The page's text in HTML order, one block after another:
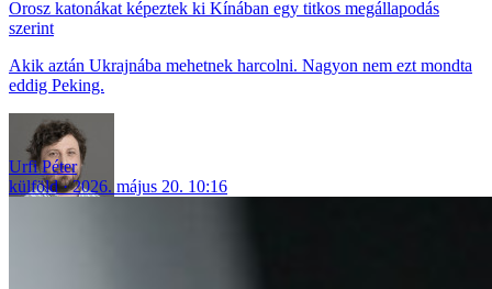
Orosz katonákat képeztek ki Kínában egy titkos megállapodás
szerint
Akik aztán Ukrajnába mehetnek harcolni. Nagyon nem ezt mondta
eddig Peking.
Urfi Péter
külföld
2026. május 20. 10:16